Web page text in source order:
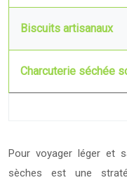
Biscuits artisanaux
Charcuterie séchée
Pour voyager léger et
sèches est une